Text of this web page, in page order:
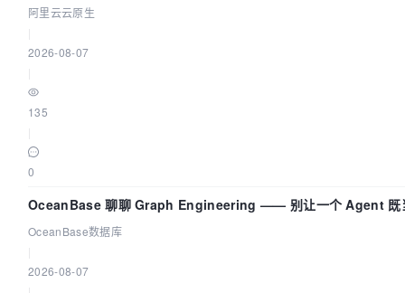
AI 流量治理底座
阿里云云原生
2026-08-07
135
0
OceanBase 聊聊 Graph Engineering —— 别让一个 Agent 既
OceanBase数据库
2026-08-07